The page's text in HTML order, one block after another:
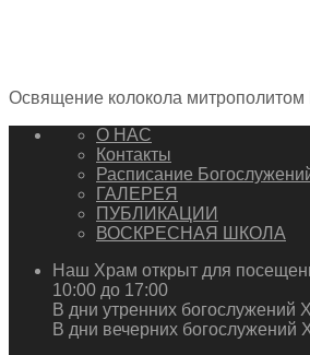
Освящение колокола
О НАС
Контакты
Расписание
ГАЛЕРЕЯ
ПУБЛИКАЦИИ
ВОСКРЕСНАЯ ШКОЛА
Наш Храм открыт для
10:00 до 17:00
В дни утренних богослужений
В дни вечерних богослужений